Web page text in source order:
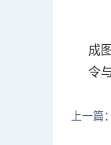
成
令
上一